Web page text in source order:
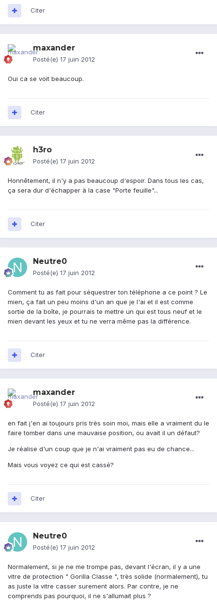
Citer
maxander
Posté(e) 17 juin 2012
Oui ca se voit beaucoup.
Citer
h3ro
Posté(e) 17 juin 2012
Honnêtement, il n'y a pas beaucoup d'espoir. Dans tous les cas,
ça sera dur d'échapper à la case "Porte feuille"...
Citer
Neutre0
Posté(e) 17 juin 2012
Comment tu as fait pour séquestrer ton téléphone a ce point ? Le
mien, ça fait un peu moins d'un an que je l'ai et il est comme
sortie de la boîte, je pourrais te mettre un qui est tous neuf et le
mien devant les yeux et tu ne verra même pas la différence.
Citer
maxander
Posté(e) 17 juin 2012
en fait j'en ai toujours pris très soin moi, mais elle a vraiment du le
faire tomber dans une mauvaise position, ou avait il un défaut?
Je réalise d'un coup que je n'ai vraiment pas eu de chance...
Mais vous voyez ce qui est cassé?
Citer
Neutre0
Posté(e) 17 juin 2012
Normalement, si je ne me trompe pas, devant l'écran, il y a une
vitre de protection " Gorilla Classe ", très solide (normalement), tu
as juste la vitre casser surement alors. Par contre, je ne
comprends pas pourquoi, il ne s'allumait plus ?